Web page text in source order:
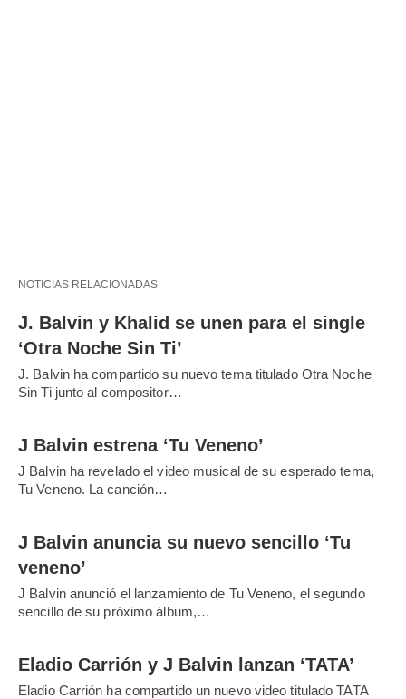
NOTICIAS RELACIONADAS
J. Balvin y Khalid se unen para el single
‘Otra Noche Sin Ti’
J. Balvin ha compartido su nuevo tema titulado Otra Noche
Sin Ti junto al compositor…
J Balvin estrena ‘Tu Veneno’
J Balvin ha revelado el video musical de su esperado tema,
Tu Veneno. La canción…
J Balvin anuncia su nuevo sencillo ‘Tu
veneno’
J Balvin anunció el lanzamiento de Tu Veneno, el segundo
sencillo de su próximo álbum,…
Eladio Carrión y J Balvin lanzan ‘TATA’
Eladio Carrión ha compartido un nuevo video titulado TATA